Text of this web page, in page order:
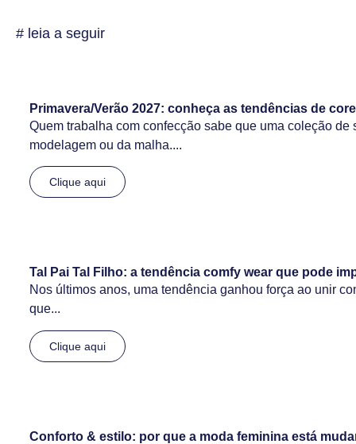
# leia a seguir
Primavera/Verão 2027: conheça as tendências de
Quem trabalha com confecção sabe que uma coleção
modelagem ou da malha....
Clique aqui
Tal Pai Tal Filho: a tendência comfy wear que pode
Nos últimos anos, uma tendência ganhou força ao unir
que...
Clique aqui
Conforto & estilo: por que a moda feminina está